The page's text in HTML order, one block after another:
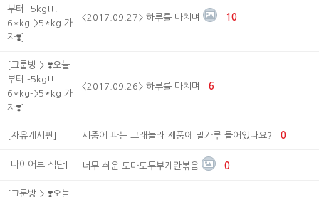
부터 -5kg!!!
6*kg->5*kg 가
자❣️]
<2017.09.27> 하루를 마치며 10
[그룹방 > ❣️오늘
부터 -5kg!!!
6*kg->5*kg 가
자❣️]
<2017.09.26> 하루를 마치며 6
[자유게시판] 시중에 파는 그래놀라 제품에 밀가루 들어있나요? 0
[다이어트 식단] 너무 쉬운 토마토두부계란볶음 0
[그룹방 > ❣️오늘